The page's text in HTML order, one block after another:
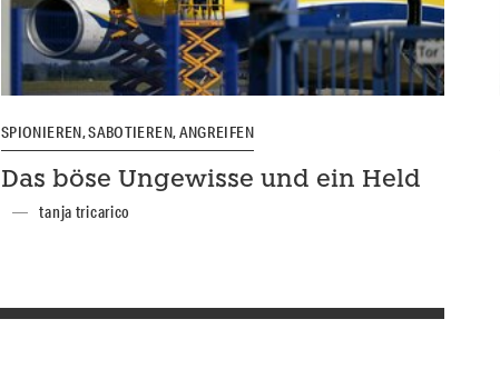
SPIONIEREN, SABOTIEREN, ANGREIFEN
Das böse Ungewisse und ein Held
tanja tricarico